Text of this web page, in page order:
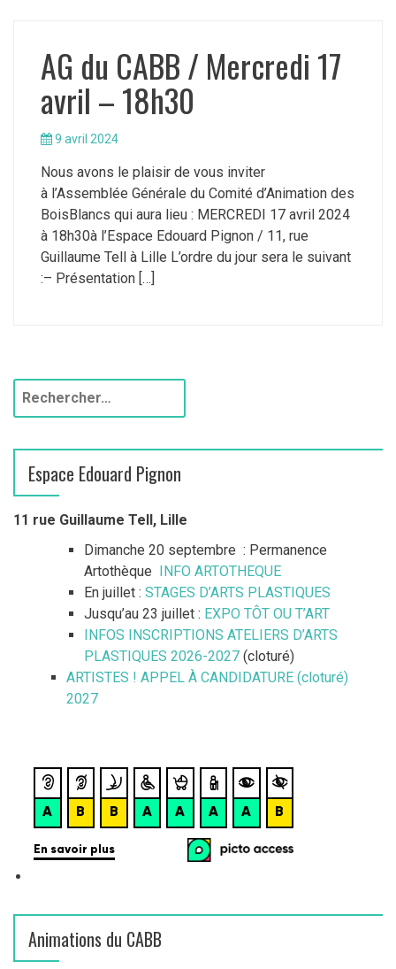
AG du CABB / Mercredi 17
avril – 18h30
9 avril 2024
Nous avons le plaisir de vous inviter
à l’Assemblée Générale du Comité d’Animation des
BoisBlancs qui aura lieu : MERCREDI 17 avril 2024
à 18h30à l’Espace Edouard Pignon / 11, rue
Guillaume Tell à Lille L’ordre du jour sera le suivant
:– Présentation […]
h
r
c
Espace Edouard Pignon
11 rue Guillaume Tell, Lille
Dimanche 20 septembre : Permanence
Artothèque INFO ARTOTHEQUE
En juillet : STAGES D’ARTS PLASTIQUES
Jusqu’au 23 juillet : EXPO TÔT OU T’ART
INFOS INSCRIPTIONS ATELIERS D’ARTS
PLASTIQUES 2026-2027 (cloturé)
ARTISTES ! APPEL À CANDIDATURE (cloturé)
2027
Animations du CABB